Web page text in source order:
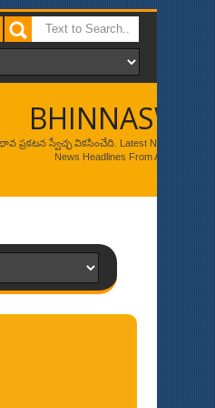
ప్రకటన స్వేచ్ఛ వికసించేది. Latest News, Breaking
News Headlines From Around The